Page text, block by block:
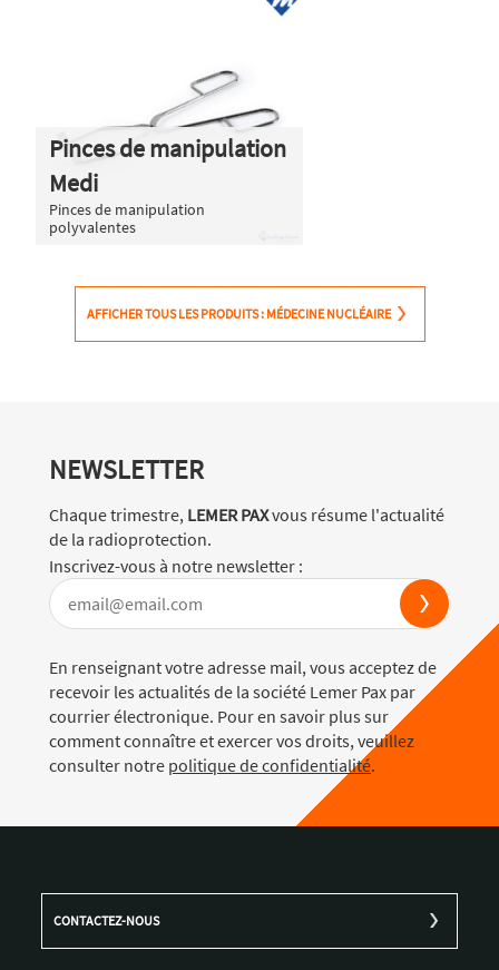
Pinces de manipulation
Medi
Pinces de manipulation
polyvalentes
AFFICHER TOUS LES PRODUITS : MÉDECINE NUCLÉAIRE
NEWSLETTER
Chaque trimestre, LEMER PAXvous résume l'actualité
de la radioprotection.
Inscrivez-vous à notre newsletter :
En renseignant votre adresse mail, vous acceptez de
recevoir les actualités de la société Lemer Pax par
courrier électronique. Pour en savoir plus sur
comment connaître et exercer vos droits, veuillez
consulter notre politique de confidentialité.
CONTACTEZ-NOUS